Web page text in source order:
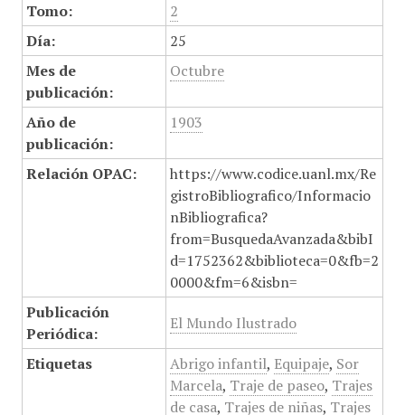
Tomo:
2
Día:
25
Mes de
publicación:
Octubre
Año de
publicación:
1903
Relación OPAC:
https://www.codice.uanl.mx/Re
gistroBibliografico/Informacio
nBibliografica?
from=BusquedaAvanzada&bibI
d=1752362&biblioteca=0&fb=2
0000&fm=6&isbn=
Publicación
Periódica:
El Mundo Ilustrado
Etiquetas Abrigo infantil, Equipaje, Sor
Marcela, Traje de paseo, Trajes
de casa, Trajes de niñas, Trajes